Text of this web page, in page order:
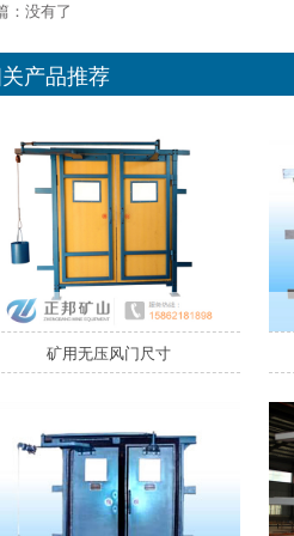
：没有了
产品推荐
矿用无压风门尺寸